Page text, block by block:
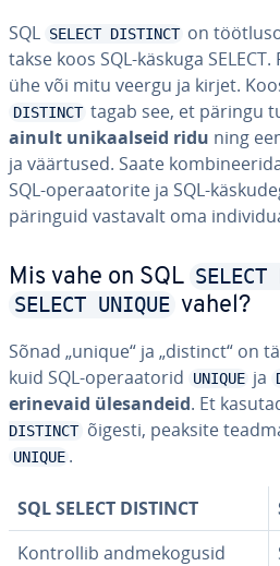
SQL SELECT DISTINCT on
takse koos SQL-käskuga
ühe või mitu veergu ja kirjet.
DISTINCT tagab see, et päringu
ainult uni­kaal­seid ridu ning
ja väärtused. Saate
SQL-ope­raa­to­rite ja SQL-
päringuid vastavalt oma
Mis vahe on SQL
SELECT UNIQUE vahel?
Sõnad „unique“ ja „distinct“ on
kuid SQL-ope­raa­to­rid
UNIQUE ja
erinevaid üles­an­deid. Et
DISTINCT õigesti, peaksite
UNIQUE .
SQL SELECT DISTINCT
Kont­rol­lib and­me­ko­gusid